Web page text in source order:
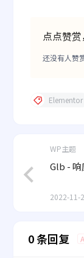
点点赞
还没有人赞
Elementor
WP主题
Glb -
2022-11-
0 条回复 A